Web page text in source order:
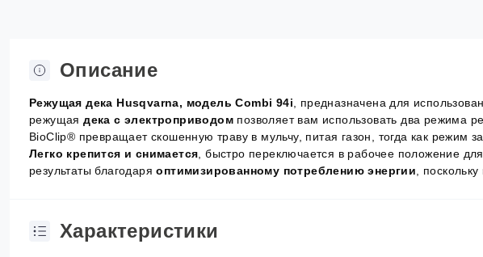
Описание
Режущая дека Husqvarna, модель Combi 94i , предназначена для
режущаядека с электроприводом позволяет вам использовать два режима
BioClip® превращает скошенную траву в мульчу, питая газон, тогда как режим
Легко крепится и снимается , быстро переключается в рабочее положение
результаты благодаряоптимизированному потреблению энергии ,
Характеристики